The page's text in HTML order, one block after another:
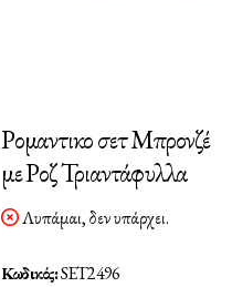
Ρομαντικο σετ Μπρονζέ
με Ροζ Τριαντάφυλλα
Λυπάμαι, δεν υπάρχει.
Κωδικός:SET2496